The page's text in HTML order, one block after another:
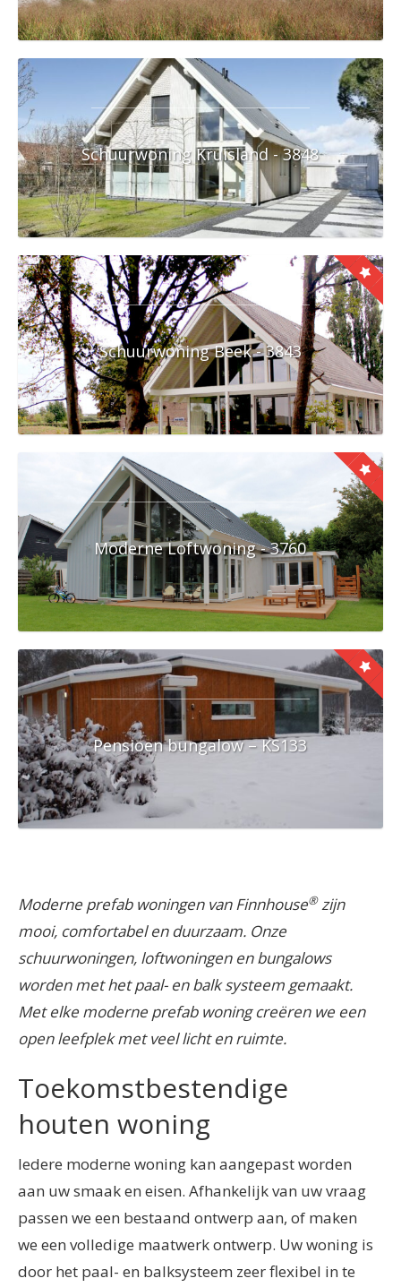
Schuurwoning Kruisland - 3848
Schuurwoning Beek - 3843
Moderne Loftwoning - 3760
Pensioen bungalow – KS133
Moderne prefab woningen van Finnhouse®zijn
mooi, comfortabel en duurzaam. Onze
schuurwoningen, loftwoningen en bungalows
worden met het paal- en balk systeem gemaakt.
Met elke moderne prefab woning creëren we een
open leefplek met veel licht en ruimte.
Toekomstbestendige
houten woning
Iedere moderne woning kan aangepast worden
aan uw smaak en eisen. Afhankelijk van uw vraag
passen we een bestaand ontwerp aan, of maken
we een volledige maatwerk ontwerp. Uw woning is
door het paal- en balksysteem zeer flexibel in te